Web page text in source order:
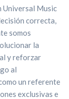
Universal Music
correcta,
somos
la
y reforzar
al
un referente
exclusivas e